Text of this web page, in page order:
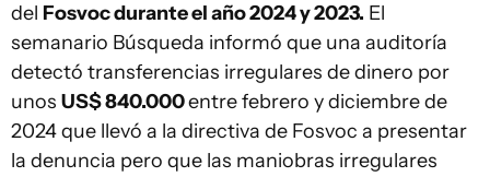
del Fosvoc durante el año 2024 y 2023. El
semanario Búsqueda informó que una auditoría
detectó transferencias irregulares de dinero por
unos US$ 840.000entre febrero y diciembre de
2024 que llevó a la directiva de Fosvoc a presentar
la denuncia pero que las maniobras irregulares